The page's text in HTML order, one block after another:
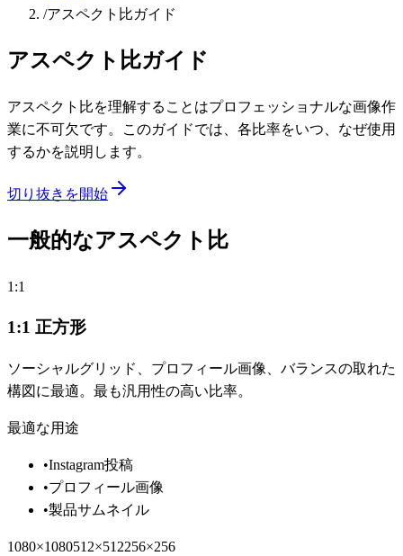
/アスペクト比ガイド
アスペクト比ガイド
アスペクト比を理解することはプロフェッショナルな画像作
業に不可欠です。このガイドでは、各比率をいつ、なぜ使用
するかを説明します。
切り抜きを開始
一般的なアスペクト比
1:1
1:1 正方形
ソーシャルグリッド、プロフィール画像、バランスの取れた
構図に最適。最も汎用性の高い比率。
最適な用途
•Instagram投稿
•プロフィール画像
•製品サムネイル
1080×1080512×512256×256